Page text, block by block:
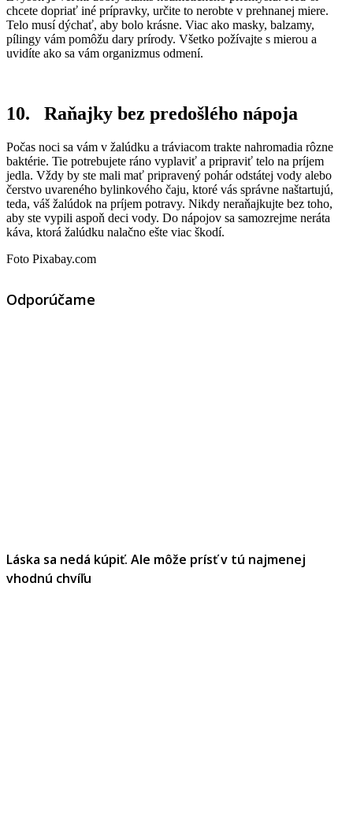
chcete dopriať iné prípravky, určite to nerobte v prehnanej miere.
Telo musí dýchať, aby bolo krásne. Viac ako masky, balzamy,
pílingy vám pomôžu dary prírody. Všetko požívajte s mierou a
uvidíte ako sa vám organizmus odmení.
10. Raňajky bez predošlého nápoja
Počas noci sa vám v žalúdku a tráviacom trakte nahromadia rôzne
baktérie. Tie potrebujete ráno vyplaviť a pripraviť telo na príjem
jedla. Vždy by ste mali mať pripravený pohár odstátej vody alebo
čerstvo uvareného bylinkového čaju, ktoré vás správne naštartujú,
teda, váš žalúdok na príjem potravy. Nikdy neraňajkujte bez toho,
aby ste vypili aspoň deci vody. Do nápojov sa samozrejme neráta
káva, ktorá žalúdku nalačno ešte viac škodí.
Foto Pixabay.com
Odporúčame
Láska sa nedá kúpiť. Ale môže prísť v tú najmenej
vhodnú chvíľu